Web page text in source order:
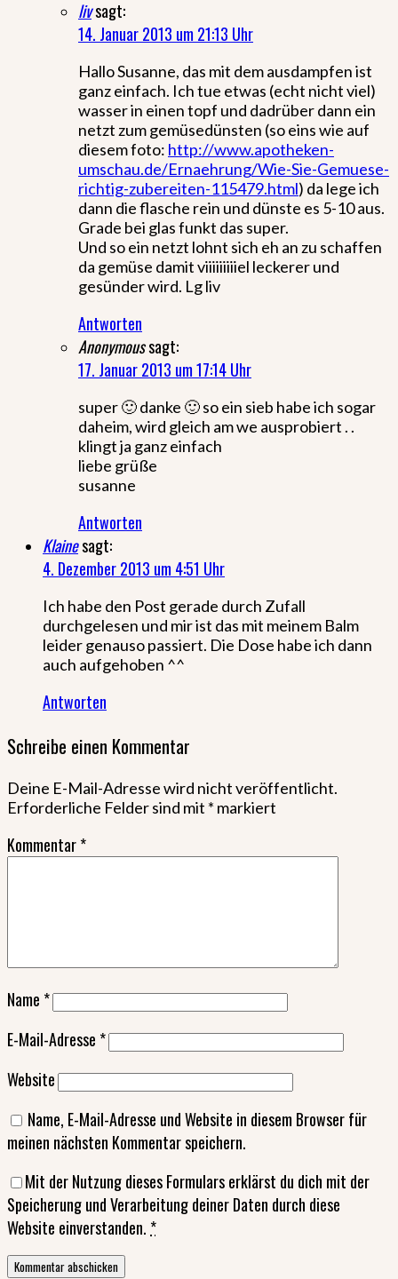
livsagt:
14. Januar 2013 um 21:13 Uhr
Hallo Susanne, das mit dem ausdampfen ist
ganz einfach. Ich tue etwas (echt nicht viel)
wasser in einen topf und dadrüber dann ein
netzt zum gemüsedünsten (so eins wie auf
diesem foto: http://www.apotheken-
umschau.de/Ernaehrung/Wie-Sie-Gemuese-
richtig-zubereiten-115479.html) da lege ich
dann die flasche rein und dünste es 5-10 aus.
Grade bei glas funkt das super.
Und so ein netzt lohnt sich eh an zu schaffen
da gemüse damit viiiiiiiiiel leckerer und
gesünder wird. Lg liv
Antworten
Anonymoussagt:
17. Januar 2013 um 17:14 Uhr
super 🙂 danke 🙂 so ein sieb habe ich sogar
daheim, wird gleich am we ausprobiert . .
klingt ja ganz einfach
liebe grüße
susanne
Antworten
Klainesagt:
4. Dezember 2013 um 4:51 Uhr
Ich habe den Post gerade durch Zufall
durchgelesen und mir ist das mit meinem Balm
leider genauso passiert. Die Dose habe ich dann
auch aufgehoben ^^
Antworten
Schreibe einen Kommentar
Deine E-Mail-Adresse wird nicht veröffentlicht.
Erforderliche Felder sind mit * markiert
Kommentar*
Name *
E-Mail-Adresse *
Website
Name, E-Mail-Adresse und Website in diesem Browser für
meinen nächsten Kommentar speichern.
Mit der Nutzung dieses Formulars erklärst du dich mit der
Speicherung und Verarbeitung deiner Daten durch diese
Website einverstanden. *